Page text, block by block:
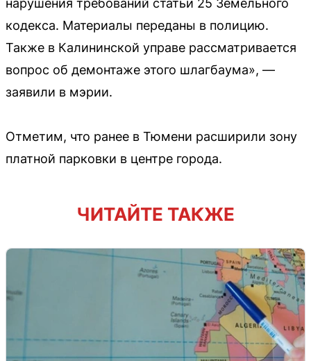
нарушения требований статьи 25 Земельного
кодекса. Материалы переданы в полицию.
Также в Калининской управе рассматривается
вопрос об демонтаже этого шлагбаума», —
заявили в мэрии.
Отметим, что ранее в Тюмени расширили зону
платной парковки в центре города.
ЧИТАЙТЕ ТАКЖЕ